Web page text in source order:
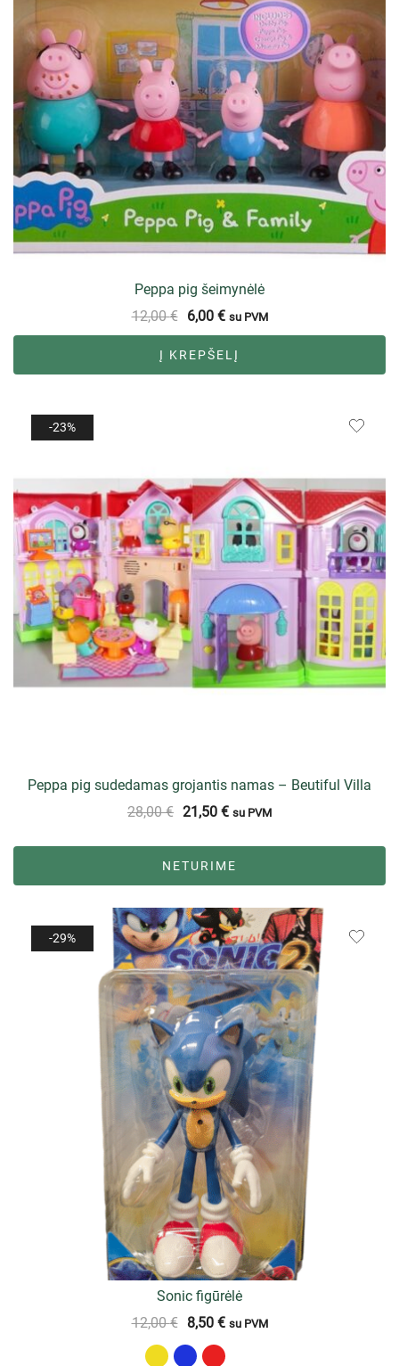
Peppa pig šeimynėlė
12,00€ 6,00 € su PVM
Į KREPŠELĮ
-23%
Peppa pig sudedamas grojantis namas – Beutiful Villa
28,00€ 21,50 € su PVM
NETURIME
-29%
Sonic figūrėlė
12,00€ 8,50 € su PVM